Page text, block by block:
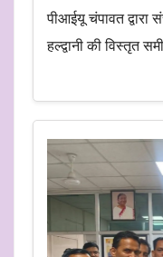
पीआईयू चंपावत
हल्द्वानी की विस्तृत